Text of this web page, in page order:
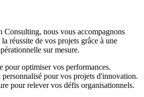
nous vous accompagnons
réussite de vos projets grâce à une
sur mesure.
pour optimiser vos performances.
pour vos projets d'innovation.
pour relever vos défis organisationnels.